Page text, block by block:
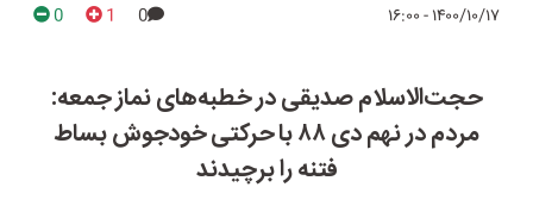
۱۴۰۰/۱۰/۱۷ - ۱۶:۰۰ 0
1
0
حجت‌الاسلام صدیقی در خطبه‌های نماز جمعه:
مردم در نهم دی ۸۸ با حرکتی خودجوش بساط
فتنه را برچیدند